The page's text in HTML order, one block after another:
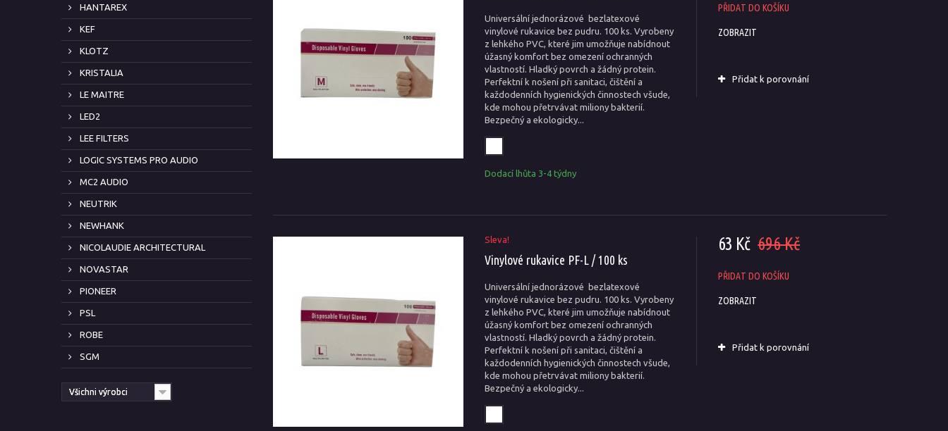
HANTAREX
KEF
KLOTZ
KRISTALIA
LE MAITRE
LED2
LEE FILTERS
LOGIC SYSTEMS PRO AUDIO
MC2 AUDIO
NEUTRIK
NEWHANK
NICOLAUDIE ARCHITECTURAL
NOVASTAR
PIONEER
PSL
ROBE
SGM
Všichni výrobci
Universální jednorázové bezlatexové
vinylové rukavice bez pudru. 100 ks. Vyrobeny
z lehkého PVC, které jim umožňuje nabídnout
úžasný komfort bez omezení ochranných
vlastností. Hladký povrch a žádný protein.
Perfektní k nošení při sanitaci, čištění a
každodenních hygienických činnostech všude,
kde mohou přetrvávat miliony bakterií.
Bezpečný a ekologicky...
Dodací lhůta 3-4 týdny
PŘIDAT DO KOŠÍKU
ZOBRAZIT
Přidat k porovnání
Sleva!
Vinylové rukavice PF-L / 100 ks
Universální jednorázové bezlatexové
vinylové rukavice bez pudru. 100 ks. Vyrobeny
z lehkého PVC, které jim umožňuje nabídnout
úžasný komfort bez omezení ochranných
vlastností. Hladký povrch a žádný protein.
Perfektní k nošení při sanitaci, čištění a
každodenních hygienických činnostech všude,
kde mohou přetrvávat miliony bakterií.
Bezpečný a ekologicky...
63 Kč 696 Kč
PŘIDAT DO KOŠÍKU
ZOBRAZIT
Přidat k porovnání